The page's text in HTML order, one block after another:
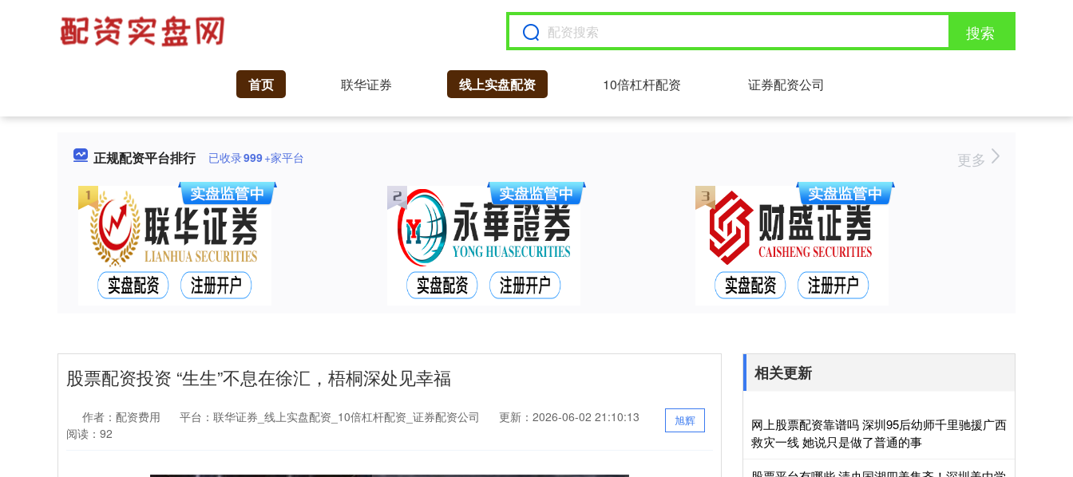
搜索
首页 联华证券 线上实盘配资 10倍杠杆配资 证券配资公司
正规配资平台排行 已收录999+家平台 更多
股票配资投资 “生生”不息在徐汇，梧桐深处见幸福
旭辉
作者：配资费用 平台：联华证券_线上实盘配资_10倍杠杆配资_证券配资公司
更新：2026-06-02 21:10:13
阅读：92
相关更新
网上股票配资靠谱吗 深圳95后幼师千里驰援广西
救灾一线 她说只是做了普通的事